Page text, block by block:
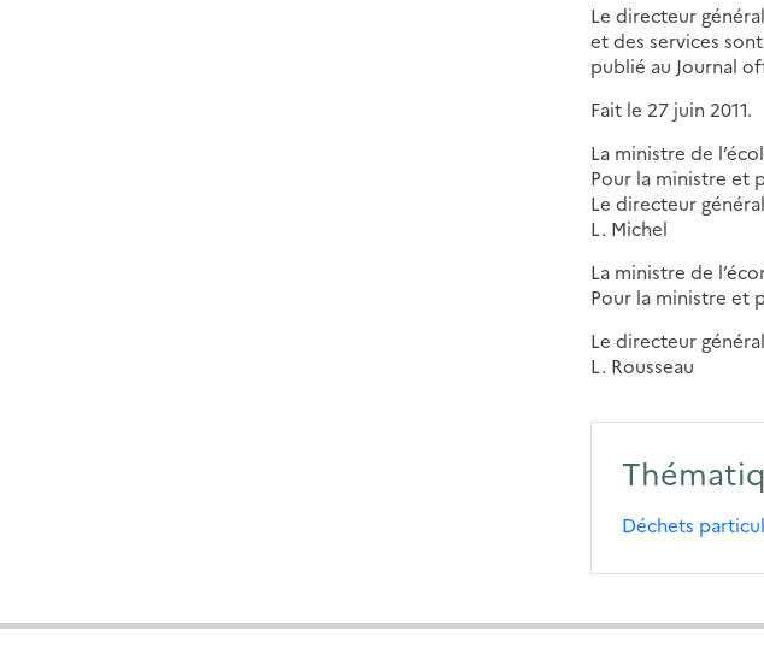
Le directeur
et des services
publié au Journal
Fait le 27 juin 2011.
La ministre de
Pour la ministre et
Le directeur
L. Michel
La ministre de
Pour la ministre et
Le directeur
L. Rousseau
Déchets